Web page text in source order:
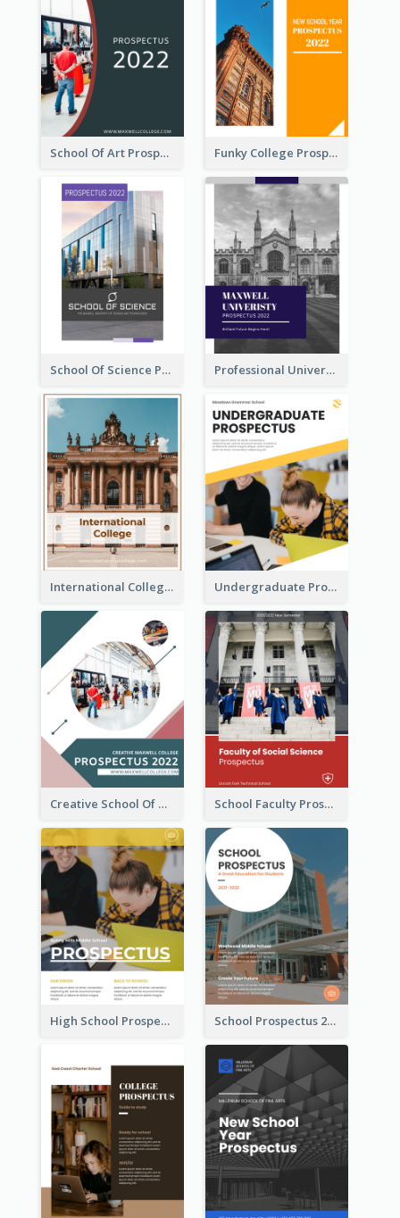
School Of Art Prospectus Funky College Prospectus
School Of Science Prospectus Professional University Prospectus
International College Prospectus Undergraduate Prospectus
Creative School Of Media Prospectus School Faculty Prospectus
High School Prospectus School Prospectus 2022